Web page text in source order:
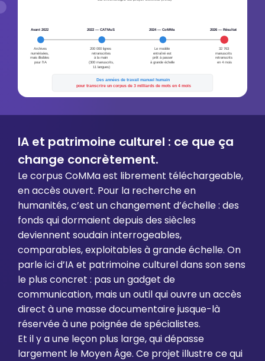
IA et patrimoine culturel : ce que ça
change concrètement.
Le corpus CoMMa est librement téléchargeable,
en accès ouvert. Pour la recherche en
humanités, c’est un changement d’échelle : des
fonds qui dormaient depuis des siècles
deviennent soudain interrogeables,
comparables, exploitables à grande échelle. On
parle ici d’IA et patrimoine culturel dans son sens
le plus concret : pas un gadget de
communication, mais un outil qui ouvre un accès
direct à une masse documentaire jusque-là
réservée à une poignée de spécialistes.
Et il y a une leçon plus large, qui dépasse
largement le Moyen Âge. Ce projet illustre ce qui